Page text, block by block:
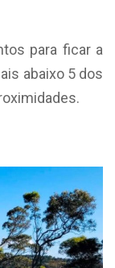
para ficar a
abaixo 5 dos